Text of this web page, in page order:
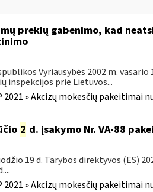
prekių gabenimo, kad
Vyriausybės 2002 m. vasario
inspekcijos prie Lietuvos...
2021 » Akcizų mokesčių pakeitimai
2 d. įsakymo Nr. VA-88
19 d. Tarybos direktyvos (ES)
2021 » Akcizų mokesčių pakeitimai